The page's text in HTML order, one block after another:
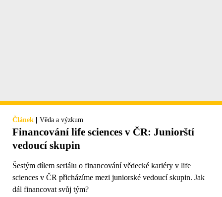
Článek | Věda a výzkum
Financování life sciences v ČR: Juniorští
vedoucí skupin
Šestým dílem seriálu o financování vědecké kariéry v life
sciences v ČR přicházíme mezi juniorské vedoucí skupin. Jak
dál financovat svůj tým?